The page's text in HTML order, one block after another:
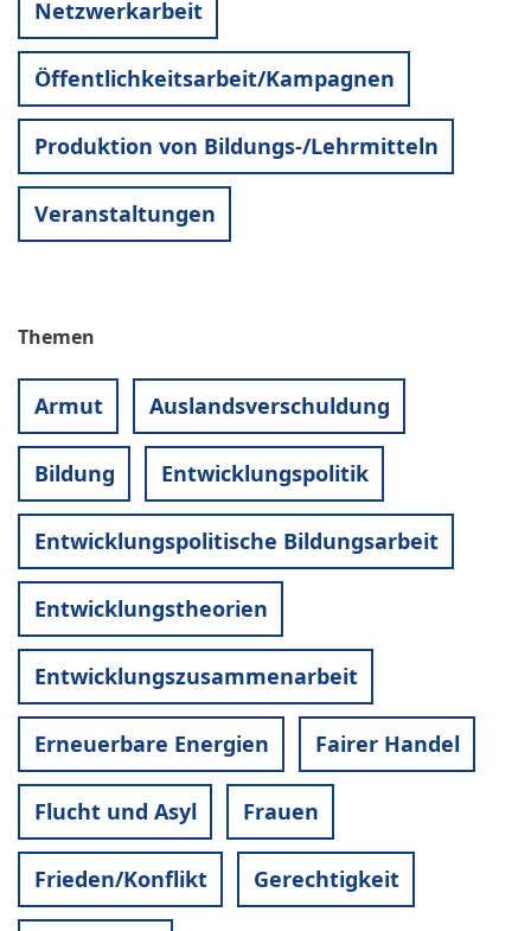
Netzwerkarbeit
Öffentlichkeitsarbeit/Kampagnen
Produktion von Bildungs-/Lehrmitteln
Veranstaltungen
Themen
Armut Auslandsverschuldung
Bildung Entwicklungspolitik
Entwicklungspolitische Bildungsarbeit
Entwicklungstheorien
Entwicklungszusammenarbeit
Erneuerbare Energien Fairer Handel
Flucht und Asyl Frauen
Frieden/Konflikt Gerechtigkeit